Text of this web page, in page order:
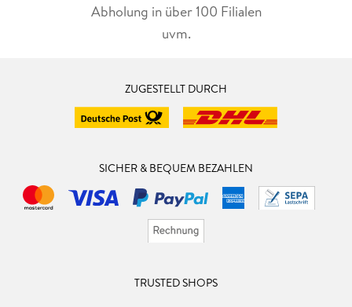
Abholung in über 100 Filialen
uvm.
ZUGESTELLT DURCH
SICHER & BEQUEM BEZAHLEN
TRUSTED SHOPS